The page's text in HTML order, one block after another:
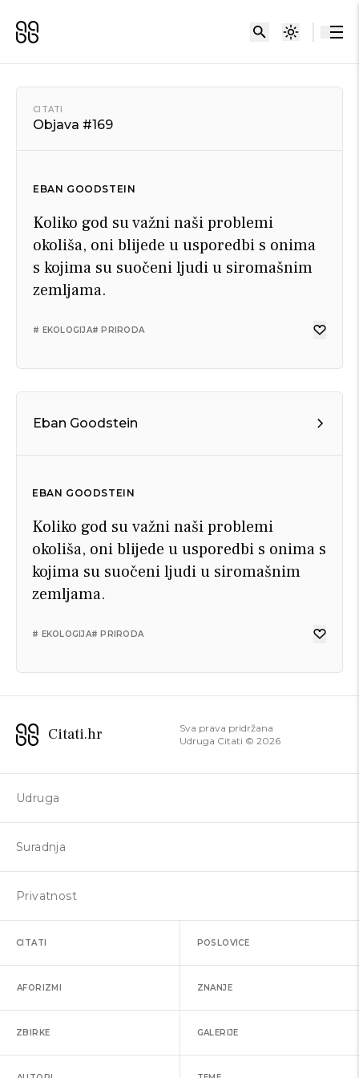
CITATI
Objava #169
EBAN GOODSTEIN
Koliko god su važni naši problemi
okoliša, oni blijede u usporedbi s onima
s kojima su suočeni ljudi u siromašnim
zemljama.
# EKOLOGIJA# PRIRODA
Eban Goodstein
EBAN GOODSTEIN
Koliko god su važni naši problemi
okoliša, oni blijede u usporedbi s onima s
kojima su suočeni ljudi u siromašnim
zemljama.
# EKOLOGIJA# PRIRODA
Citati.hr
Sva prava pridržana
Udruga Citati © 2026
Udruga
Suradnja
Privatnost
CITATI POSLOVICE
AFORIZMI ZNANJE
ZBIRKE GALERIJE